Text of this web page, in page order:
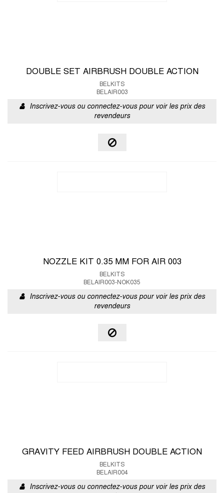
DOUBLE SET AIRBRUSH DOUBLE ACTION
BELKITS
BELAIR003
Inscrivez-vous ou connectez-vous pour voir les prix des
revendeurs
NOZZLE KIT 0.35 MM FOR AIR 003
BELKITS
BELAIR003-NOK035
Inscrivez-vous ou connectez-vous pour voir les prix des
revendeurs
GRAVITY FEED AIRBRUSH DOUBLE ACTION
BELKITS
BELAIR004
Inscrivez-vous ou connectez-vous pour voir les prix des